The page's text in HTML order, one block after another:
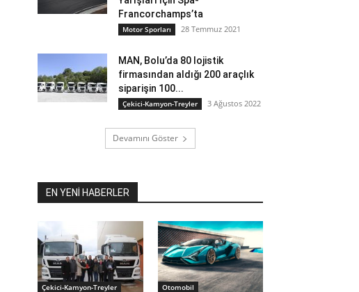
Francorchamps’ta
Motor Sporları 28 Temmuz 2021
MAN, Bolu’da 80 lojistik
firmasından aldığı 200 araçlık
siparişin 100...
Çekici-Kamyon-Treyler 3 Ağustos 2022
Devamını Göster
EN YENİ HABERLER
Çekici-Kamyon-Treyler Otomobil